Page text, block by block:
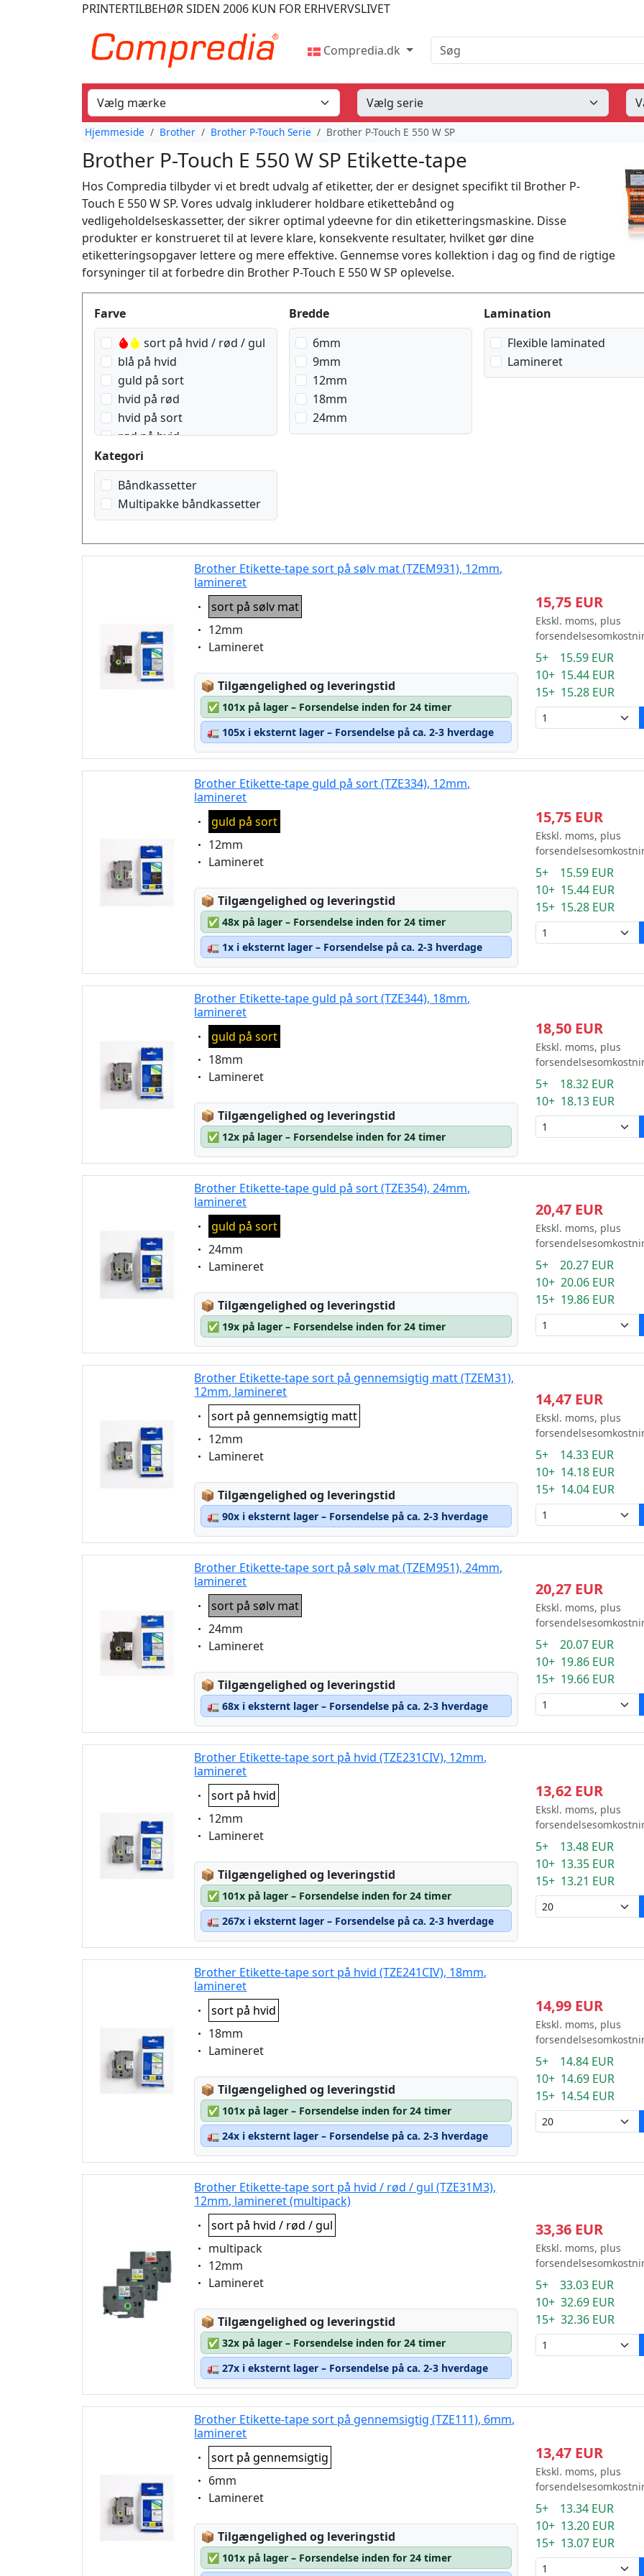
PRINTERTILBEHØRSIDEN 2006 KUN FOR ERHVERVSLIVET
Compredia.dk Søg
Hjemmeside Brother Brother P-Touch Serie Brother P-Touch E 550 W SP
Brother P-Touch E 550 W SP Etikette-tape
Hos Compredia tilbyder vi et bredt udvalg af etiketter, der er designet specifikt til Brother P-
Touch E 550 W SP. Vores udvalg inkluderer holdbare etikettebånd og
vedligeholdelseskassetter, der sikrer optimal ydeevne for din etiketteringsmaskine. Disse
produkter er konstrueret til at levere klare, konsekvente resultater, hvilket gør dine
etiketteringsopgaver lettere og mere effektive. Gennemse vores kollektion i dag og find de rigtige
forsyninger til at forbedre din Brother P-Touch E 550 W SP oplevelse.
Produktfilter
Farve
sort på hvid / rød / gul
blå på hvid
guld på sort
hvid på rød
hvid på sort
rød på hvid
sort på blå
sort på gennemsigtig
sort på gennemsigtig matt
sort på grøn
sort på hvid
sort på signal gul
sort på signal orange
Bredde
6mm
9mm
12mm
18mm
24mm
Lamination
Flexible laminated
Lamineret
Kategori
Båndkassetter
Multipakke båndkassetter
Brother Etikette-tape sort på sølv mat (TZEM931), 12mm,
lamineret
Eigenschaft:
sort på sølv mat
Eigenschaft:
12mm
Eigenschaft:
Lamineret
📦Lagerstatus:
Tilgængelighed og leveringstid
✅ 101x på lager – Forsendelse inden for 24 timer
🚛 105x i eksternt lager – Forsendelse på ca. 2-3 hverdage
15,75 EUR
Ekskl. moms, plus
5+ 15.59 EUR
10+ 15.44 EUR
15+ 15.28 EUR
Brother Etikette-tape guld på sort (TZE334), 12mm,
lamineret
Eigenschaft:
guld på sort
Eigenschaft:
12mm
Eigenschaft:
Lamineret
📦Lagerstatus:
Tilgængelighed og leveringstid
✅ 48x på lager – Forsendelse inden for 24 timer
🚛 1x i eksternt lager – Forsendelse på ca. 2-3 hverdage
15,75 EUR
Ekskl. moms, plus
5+ 15.59 EUR
10+ 15.44 EUR
15+ 15.28 EUR
Brother Etikette-tape guld på sort (TZE344), 18mm,
lamineret
Eigenschaft:
guld på sort
Eigenschaft:
18mm
Eigenschaft:
Lamineret
📦Lagerstatus:
Tilgængelighed og leveringstid
✅ 12x på lager – Forsendelse inden for 24 timer
18,50 EUR
Ekskl. moms, plus
5+ 18.32 EUR
10+ 18.13 EUR
Brother Etikette-tape guld på sort (TZE354), 24mm,
lamineret
Eigenschaft:
guld på sort
Eigenschaft:
24mm
Eigenschaft:
Lamineret
📦Lagerstatus:
Tilgængelighed og leveringstid
✅ 19x på lager – Forsendelse inden for 24 timer
20,47 EUR
Ekskl. moms, plus
5+ 20.27 EUR
10+ 20.06 EUR
15+ 19.86 EUR
Brother Etikette-tape sort på gennemsigtig matt (TZEM31),
12mm, lamineret
Eigenschaft:
sort på gennemsigtig matt
Eigenschaft:
12mm
Eigenschaft:
Lamineret
📦Lagerstatus:
Tilgængelighed og leveringstid
🚛 90x i eksternt lager – Forsendelse på ca. 2-3 hverdage
14,47 EUR
Ekskl. moms, plus
5+ 14.33 EUR
10+ 14.18 EUR
15+ 14.04 EUR
Brother Etikette-tape sort på sølv mat (TZEM951), 24mm,
lamineret
Eigenschaft:
sort på sølv mat
Eigenschaft:
24mm
Eigenschaft:
Lamineret
📦Lagerstatus:
Tilgængelighed og leveringstid
🚛 68x i eksternt lager – Forsendelse på ca. 2-3 hverdage
20,27 EUR
Ekskl. moms, plus
5+ 20.07 EUR
10+ 19.86 EUR
15+ 19.66 EUR
Brother Etikette-tape sort på hvid (TZE231CIV), 12mm,
lamineret
Eigenschaft:
sort på hvid
Eigenschaft:
12mm
Eigenschaft:
Lamineret
📦Lagerstatus:
Tilgængelighed og leveringstid
✅ 101x på lager – Forsendelse inden for 24 timer
🚛 267x i eksternt lager – Forsendelse på ca. 2-3 hverdage
13,62 EUR
Ekskl. moms, plus
5+ 13.48 EUR
10+ 13.35 EUR
15+ 13.21 EUR
Brother Etikette-tape sort på hvid (TZE241CIV), 18mm,
lamineret
Eigenschaft:
sort på hvid
Eigenschaft:
18mm
Eigenschaft:
Lamineret
📦Lagerstatus:
Tilgængelighed og leveringstid
✅ 101x på lager – Forsendelse inden for 24 timer
🚛 24x i eksternt lager – Forsendelse på ca. 2-3 hverdage
14,99 EUR
Ekskl. moms, plus
5+ 14.84 EUR
10+ 14.69 EUR
15+ 14.54 EUR
Brother Etikette-tape sort på hvid / rød / gul (TZE31M3),
12mm, lamineret (multipack)
Eigenschaft:
sort på hvid / rød / gul
Eigenschaft:
multipack
Eigenschaft:
12mm
Eigenschaft:
Lamineret
📦Lagerstatus:
Tilgængelighed og leveringstid
✅ 32x på lager – Forsendelse inden for 24 timer
🚛 27x i eksternt lager – Forsendelse på ca. 2-3 hverdage
33,36 EUR
Ekskl. moms, plus
5+ 33.03 EUR
10+ 32.69 EUR
15+ 32.36 EUR
Brother Etikette-tape sort på gennemsigtig (TZE111), 6mm,
lamineret
Eigenschaft:
sort på gennemsigtig
Eigenschaft:
6mm
Eigenschaft:
Lamineret
📦Lagerstatus:
Tilgængelighed og leveringstid
✅ 101x på lager – Forsendelse inden for 24 timer
13,47 EUR
Ekskl. moms, plus
5+ 13.34 EUR
10+ 13.20 EUR
15+ 13.07 EUR